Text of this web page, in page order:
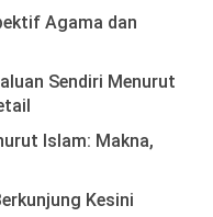
Agama dan
Sendiri Menurut
Islam: Makna,
Kesini